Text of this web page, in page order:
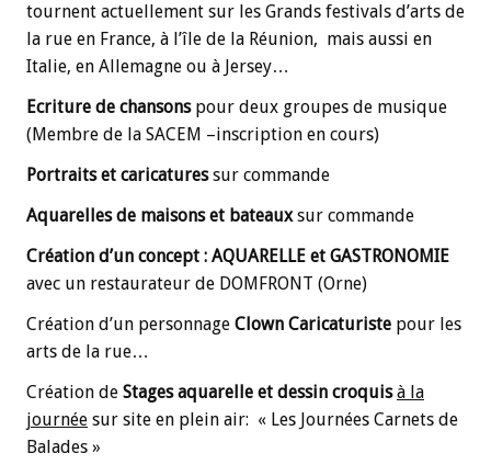
tournent actuellement sur les Grands festivals d’arts de
la rue en France, à l’île de la Réunion, mais aussi en
Italie, en Allemagne ou à Jersey…
Ecriture de chansonspour deux groupes de musique
(Membre de la SACEM –inscription en cours)
Portraits et caricaturessur commande
Aquarelles de maisons et bateauxsur commande
Création d’un concept : AQUARELLE et GASTRONOMIE
avec un restaurateur de DOMFRONT (Orne)
Création d’un personnage Clown Caricaturiste pour les
arts de la rue…
Création de Stages aquarelle et dessin croquis à la
journée sur site en plein air: « Les Journées Carnets de
Balades »